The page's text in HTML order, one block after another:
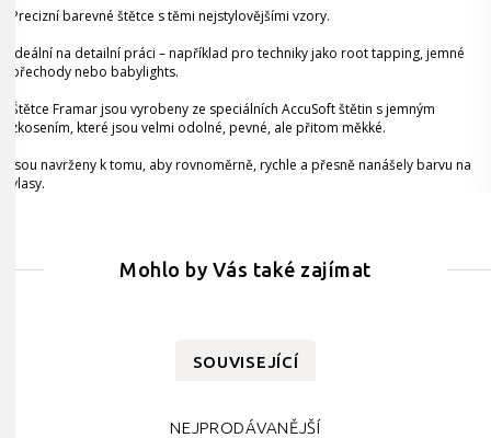
Precizní barevné štětce s těmi nejstylovějšími vzory.
Ideální na detailní práci – například pro techniky jako root tapping, jemné
přechody nebo babylights.
Štětce Framar jsou vyrobeny ze speciálních AccuSoft štětin s jemným
zkosením, které jsou velmi odolné, pevné, ale přitom měkké.
Jsou navrženy k tomu, aby rovnoměrně, rychle a přesně nanášely barvu na
vlasy.
Mohlo by Vás také zajímat
SOUVISEJÍCÍ
NEJPRODÁVANĚJŠÍ